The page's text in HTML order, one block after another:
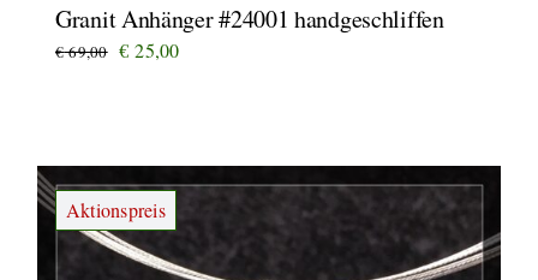
Granit Anhänger #24001 handgeschliffen
€69,00 Ursprünglicher
€ 25,00Aktueller
Aktionspreis